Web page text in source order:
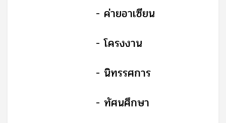
- ค่ายอาเซียน
-โครงงาน
- นิทรรศการ
- ทัศนศึกษา